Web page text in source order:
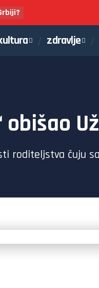
zdravlje
roditeljstva čuju